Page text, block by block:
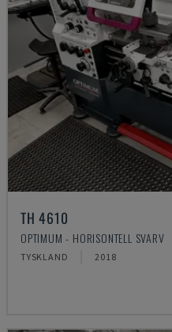
TH 4610
OPTIMUM - HORISONTELL SVARV
TYSKLAND 2018